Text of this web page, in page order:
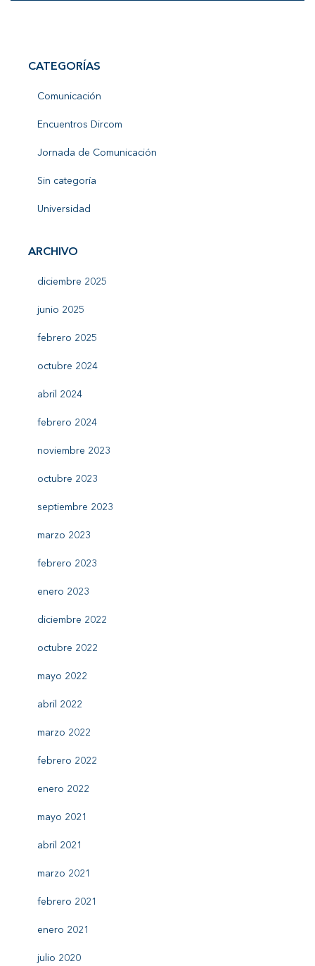
CATEGORÍAS
Comunicación
Encuentros Dircom
Jornada de Comunicación
Sin categoría
Universidad
ARCHIVO
diciembre 2025
junio 2025
febrero 2025
octubre 2024
abril 2024
febrero 2024
noviembre 2023
octubre 2023
septiembre 2023
marzo 2023
febrero 2023
enero 2023
diciembre 2022
octubre 2022
mayo 2022
abril 2022
marzo 2022
febrero 2022
enero 2022
mayo 2021
abril 2021
marzo 2021
febrero 2021
enero 2021
julio 2020